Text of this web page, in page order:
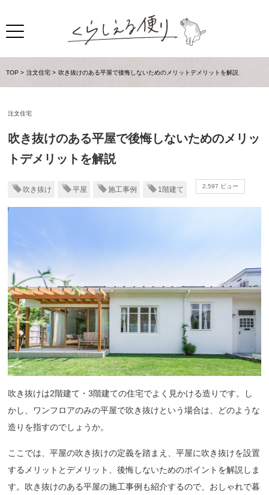
TOP 注文住宅 吹き抜けのある平屋で後悔しないためのメリットデメリットを解説
注文住宅
吹き抜けのある平屋で後悔しないためのメリッ
トデメリットを解説
吹き抜け 平屋 施工事例 1階建て 2,597 ビュー
吹き抜けは2階建て・3階建ての住宅でよく見かける造りです。し
かし、ワンフロアのみの平屋で吹き抜けという場合は、どのような
造りを指すのでしょうか。
ここでは、平屋の吹き抜けの定義を踏まえ、平屋に吹き抜けを設置
するメリットとデメリット、後悔しないためのポイントを解説しま
す。吹き抜けのある平屋の施工事例も紹介するので、おしゃれで暮